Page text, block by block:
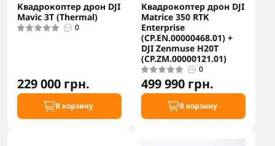
Квадрокоптер дрон DJI
Mavic 3T (Thermal)
0
229 000 грн.
В корзину
Квадрокоптер дрон DJI
Matrice 350 RTK
Enterprise
(CP.EN.00000468.01) +
DJI Zenmuse H20T
(CP.ZM.00000121.01)
0
499 990 грн.
В корзину